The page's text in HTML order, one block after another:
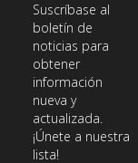
Suscríbase al
boletín de
noticias para
obtener
información
nueva y
actualizada.
¡Únete a nuestra
lista!